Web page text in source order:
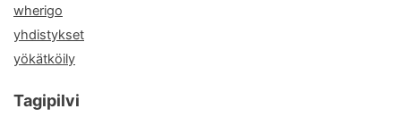
wherigo
yhdistykset
yökätköily
Tagipilvi